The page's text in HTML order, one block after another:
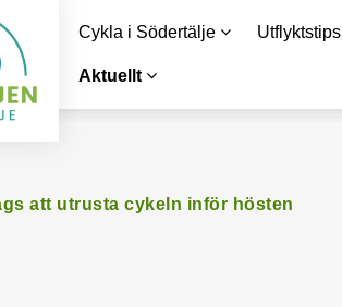
Cykla i Södertälje Utflyktstips
Aktuellt
att utrusta cykeln inför hösten